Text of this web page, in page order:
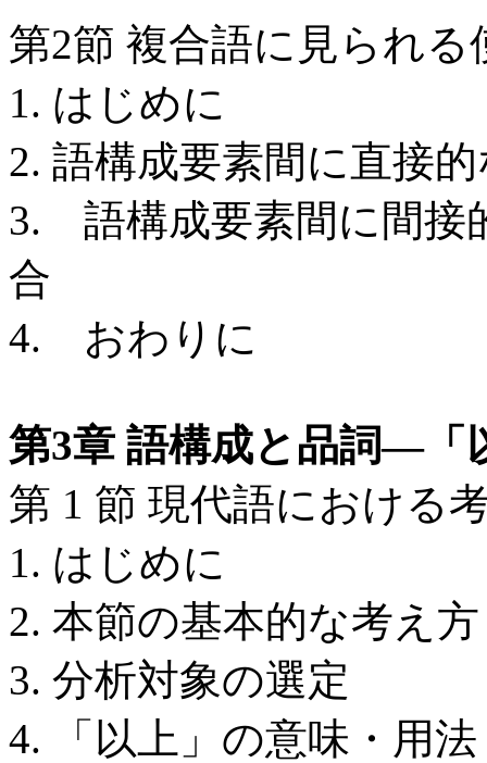
第2節 複合語に見られる
1. はじめに
2. 語構成要素間に直接
3. 語構成要素間に間接
合
4. おわりに
第3章 語構成と品詞―「
第 1 節 現代語における
1. はじめに
2. 本節の基本的な考え方
3. 分析対象の選定
4. 「以上」の意味・用法